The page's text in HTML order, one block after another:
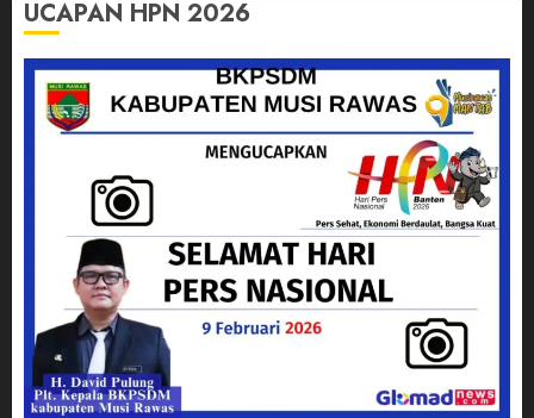
UCAPAN HPN 2026